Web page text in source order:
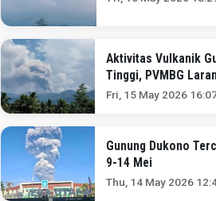
Aktivitas Vulkanik
Tinggi, PVMBG
Radius 4 Km
Fri, 15 May 2026
Gunung Dukono
9-14 Mei
Thu, 14 May 2026